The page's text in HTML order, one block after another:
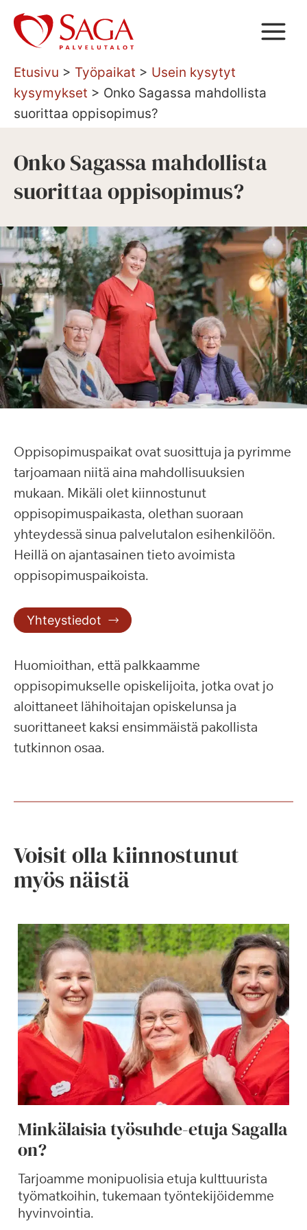
Siirry
sisältöön
Etusivu > Työpaikat > Usein kysytyt
kysymykset > Onko Sagassa mahdollista
suorittaa oppisopimus?
Onko Sagassa mahdollista
suorittaa oppisopimus?
Oppisopimuspaikat ovat suosittuja ja pyrimme
tarjoamaan niitä aina mahdollisuuksien
mukaan. Mikäli olet kiinnostunut
oppisopimuspaikasta, olethan suoraan
yhteydessä sinua palvelutalon esihenkilöön.
Heillä on ajantasainen tieto avoimista
oppisopimuspaikoista.
Yhteystiedot
Huomioithan, että palkkaamme
oppisopimukselle opiskelijoita, jotka ovat jo
aloittaneet lähihoitajan opiskelunsa ja
suorittaneet kaksi ensimmäistä pakollista
tutkinnon osaa.
Voisit olla kiinnostunut
myös näistä
Minkälaisia työsuhde-etuja Sagalla
on?
Tarjoamme monipuolisia etuja kulttuurista
työmatkoihin, tukemaan työntekijöidemme
hyvinvointia.